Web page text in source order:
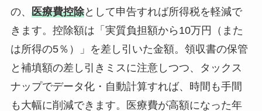
の、 医療費控除として申告すれば所得税を軽減で
きます。控除額は「実質負担額から10万円（また
は所得の5％）」を差し引いた金額。領収書の保管
と補填額の差し引きミスに注意しつつ、タックス
ナップでデータ化・自動計算すれば、時間も手間
も大幅に削減できます。医療費が高額になった年